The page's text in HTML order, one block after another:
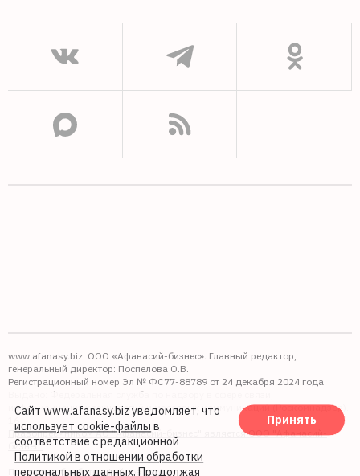
www.afanasy.biz. ООО «Афанасий-бизнес». Главный редактор,
генеральный директор: Поспелова О.В.
Регистрационный номер Эл № ФС77-88789 от 24 декабря 2024 года
Выдано: Федеральная служба по надзору в сфере связи,
информационных технологий и массовых коммуникаций (Роскомнадзор).
Правопреемником АО "Афанасий-бизнес" является ООО "Афанасий-
бизнес"
Политика обработки файлов cookie
Сайт www.afanasy.biz уведомляет, что
использует cookie-файлы в
соответствие с редакционной
Политикой в отношении обработки
персональных данных. Продолжая
Принять